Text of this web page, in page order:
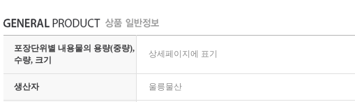
포장단위별 내용물의 용량(중량),
수량, 크기
상세페이지에 표기
생산자 울릉물산